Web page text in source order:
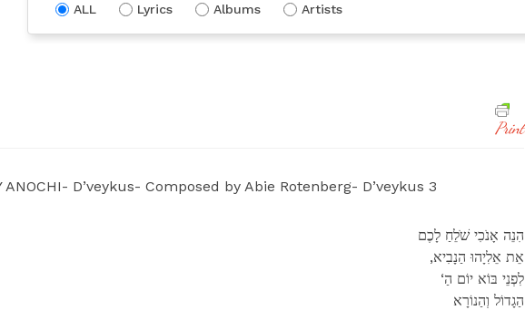
ALL Lyrics Albums Artists
Print
ANOCHI- D’veykus- Composed by Abie Rotenberg- D’veykus 3
הִנֵה אָנֹכִי שֹׁלֵחַ לָכֶם
,אֵת אֵלִיָהוּ הַנָבִיא
‘לִפְנֵי בּוֹא יוֹם הַ
הַגָדוֹל וְהַנוֹרָא